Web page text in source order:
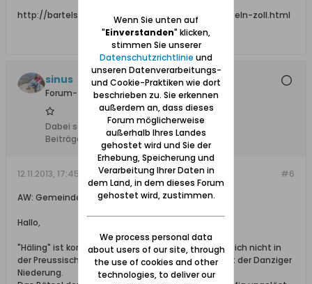
http://bartels-zoll.blogspot.de/2012/07/ahnentafeln-zoll.html
sinus
Forum-Teilnehmer
Dabei seit:
07.05.2008
Beiträge:
#6
12.11.2013, 17:45
AW: Gemeindemuseum Schöneberg / Ostaszewo
Hallo,
"Häling" ist korrekt. Aber auch dieser Name findet sich nicht in
der Preussischen Landesaufnahme 1793 im Gebiet der Danziger
Niederung.
Wenn Sie unten auf
"Einverstanden" klicken,
stimmen Sie unserer
Datenschutzrichtlinie und
unseren Datenverarbeitungs-
und Cookie-Praktiken wie dort
beschrieben zu. Sie erkennen
außerdem an, dass dieses
Forum möglicherweise
außerhalb Ihres Landes
gehostet wird und Sie der
Erhebung, Speicherung und
Verarbeitung Ihrer Daten in
dem Land, in dem dieses Forum
gehostet wird, zustimmen.
We process personal data
about users of our site, through
the use of cookies and other
technologies, to deliver our